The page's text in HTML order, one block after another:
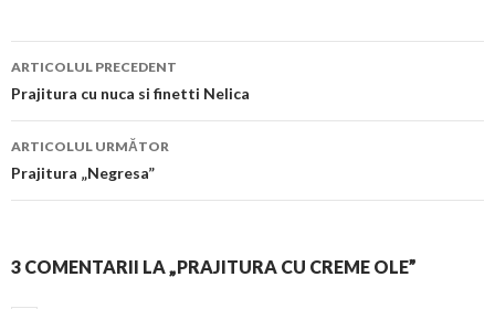
Navigare
în
articol
ARTICOLUL PRECEDENT
Prajitura cu nuca si finetti Nelica
ARTICOLUL URMĂTOR
Prajitura „Negresa”
3 COMENTARII LA „PRAJITURA CU CREME OLE”